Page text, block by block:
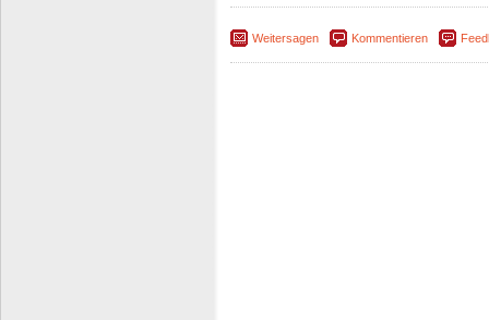
Weitersagen Kommentieren